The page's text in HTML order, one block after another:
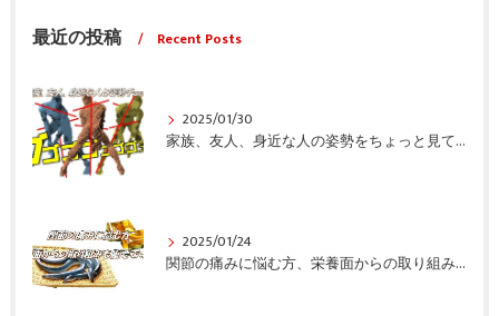
最近の投稿 Recent Posts
2025/01/30
家族、友人、身近な人の姿勢をちょっと見てみませんか？
2025/01/24
関節の痛みに悩む方、栄養面からの取り組みも重要ですよ！